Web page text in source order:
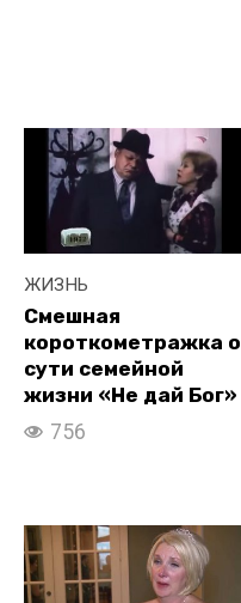
ЖИЗНЬ
Смешная
короткометражка о
сути семейной
жизни «Не дай Бог»
756